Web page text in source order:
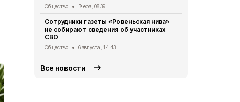
Общество Вчера, 08:39
Сотрудники газеты «Ровеньская нива»
не собирают сведения об участниках
СВО
Общество 6 августа , 14:43
Все новости